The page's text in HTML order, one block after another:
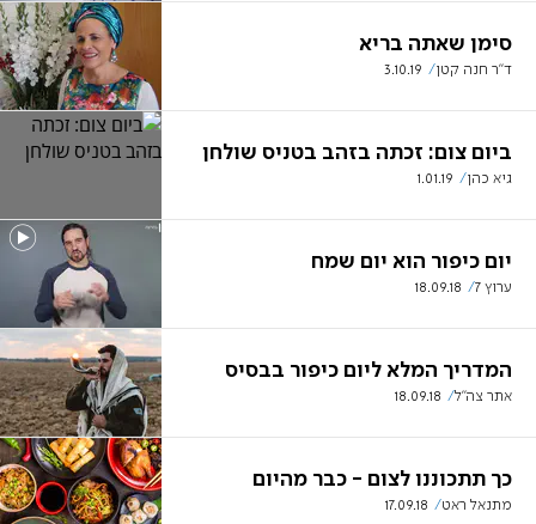
סימן שאתה בריא
ד"ר חנה קטן 3.10.19
ביום צום: זכתה בזהב בטניס שולחן
גיא כהן 1.01.19
יום כיפור הוא יום שמח
ערוץ 7 18.09.18
המדריך המלא ליום כיפור בבסיס
אתר צה"ל 18.09.18
כך תתכוננו לצום - כבר מהיום
מתנאל ראט 17.09.18